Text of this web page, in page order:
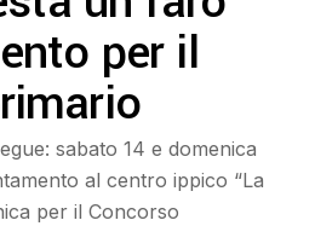
per il
sabato 14 e domenica
al centro ippico “La
per il Concorso